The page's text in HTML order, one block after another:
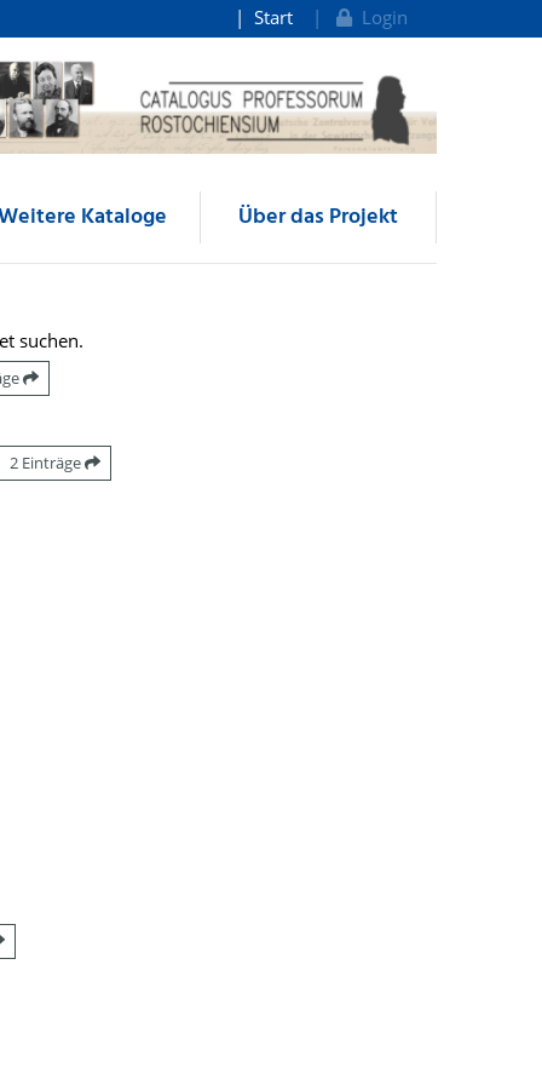
Start Login
Kataloge Über das Projekt
suchen.
2 Einträge